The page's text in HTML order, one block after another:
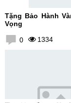
Tặng Bảo Hành
Vọng
0 1334